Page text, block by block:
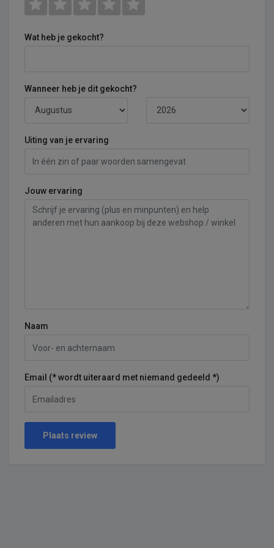
Wat heb je gekocht?
Wanneer heb je dit gekocht?
Uiting van je ervaring
Jouw ervaring
Naam
Email (* wordt uiteraard met niemand gedeeld *)
Plaats review